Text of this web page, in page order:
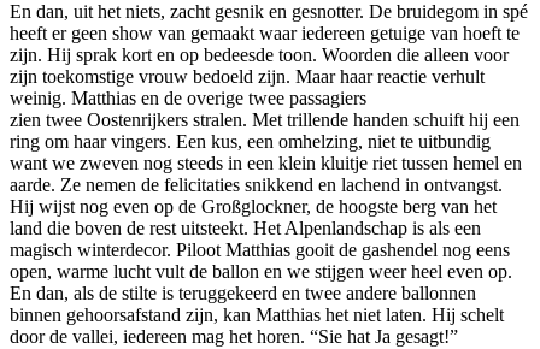
En dan, uit het niets, zacht gesnik en gesnotter. De bruidegom in spé
heeft er geen show van gemaakt waar iedereen getuige van hoeft te
zijn. Hij sprak kort en op bedeesde toon. Woorden die alleen voor
zijn toekomstige vrouw bedoeld zijn. Maar haar reactie verhult
weinig. Matthias en de overige twee passagiers
zien twee Oostenrijkers stralen. Met trillende handen schuift hij een
ring om haar vingers. Een kus, een omhelzing, niet te uitbundig
want we zweven nog steeds in een klein kluitje riet tussen hemel en
aarde. Ze nemen de felicitaties snikkend en lachend in ontvangst.
Hij wijst nog even op de Großglockner, de hoogste berg van het
land die boven de rest uitsteekt. Het Alpenlandschap is als een
magisch winterdecor. Piloot Matthias gooit de gashendel nog eens
open, warme lucht vult de ballon en we stijgen weer heel even op.
En dan, als de stilte is teruggekeerd en twee andere ballonnen
binnen gehoorsafstand zijn, kan Matthias het niet laten. Hij schelt
door de vallei, iedereen mag het horen. “Sie hat Ja gesagt!”